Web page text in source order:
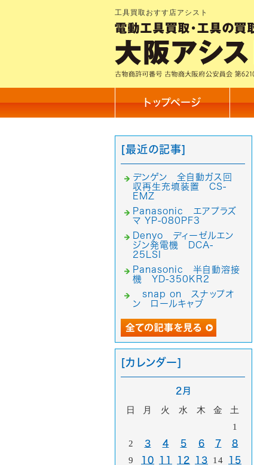
工具買取おすす店アシスト
トップページ
[最近の記事]
デンゲン 全自動ガス回
収再生充填装置 CS-
EMZ
Panasonic エアプラズ
マ YP-080PF3
Denyo ディーゼルエン
ジン発電機 DCA-
25LSI
Panasonic 半自動溶接
機 YD-350KR2
snap on スナップオ
ン ロールキャブ
[カレンダー]
2月
日 月 火 水 木 金
土
1
2
3 4 5 6 7 8
9 10 11 12 13 14 15